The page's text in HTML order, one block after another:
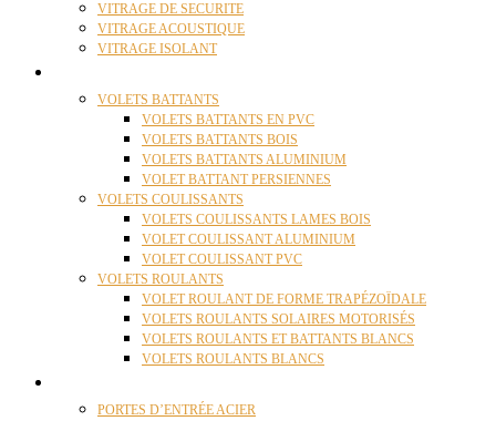
VITRAGE DE SECURITE
VITRAGE ACOUSTIQUE
VITRAGE ISOLANT
VOLETS BATTANTS
VOLETS BATTANTS EN PVC
VOLETS BATTANTS BOIS
VOLETS BATTANTS ALUMINIUM
VOLET BATTANT PERSIENNES
VOLETS COULISSANTS
VOLETS COULISSANTS LAMES BOIS
VOLET COULISSANT ALUMINIUM
VOLET COULISSANT PVC
VOLETS ROULANTS
VOLET ROULANT DE FORME TRAPÉZOÏDALE
VOLETS ROULANTS SOLAIRES MOTORISÉS
VOLETS ROULANTS ET BATTANTS BLANCS
VOLETS ROULANTS BLANCS
PORTES D’ENTRÉE ACIER